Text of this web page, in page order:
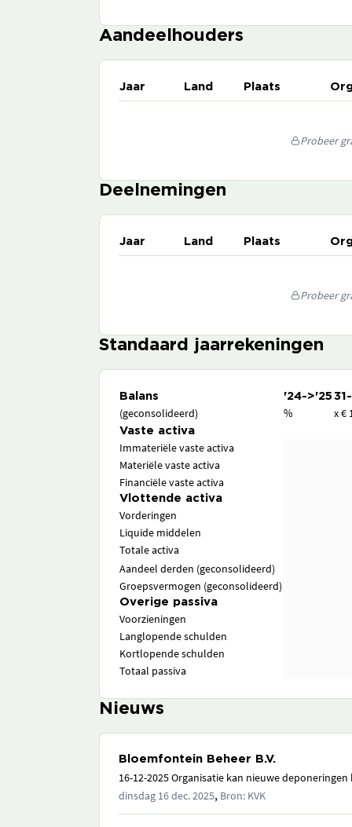
Aandeelhouders
Jaar Land Plaats
Probeer
Deelnemingen
Jaar Land Plaats
Probeer
Standaard jaarrekeningen
Balans '24->'25
(geconsolideerd) % x €
Vaste activa
Immateriële vaste activa
Materiële vaste activa
Financiële vaste activa
Vlottende activa
Vorderingen
Liquide middelen
Totale activa
Aandeel derden (geconsolideerd)
Groepsvermogen (geconsolideerd)
Overige passiva
Voorzieningen
Langlopende schulden
Kortlopende schulden
Totaal passiva
Nieuws
Bloemfontein Beheer B.V.
16-12-2025 Organisatie kan nieuwe
dinsdag 16 dec. 2025, Bron: KVK